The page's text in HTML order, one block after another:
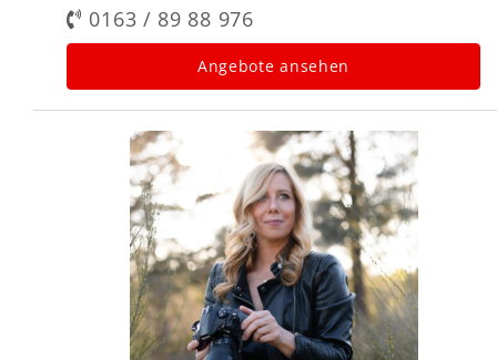
0163 / 89 88 976
Angebote ansehen